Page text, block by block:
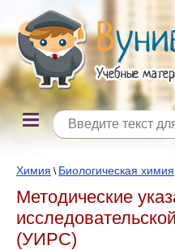
Химия \ Биологическая химия
Методические
(УИРС)